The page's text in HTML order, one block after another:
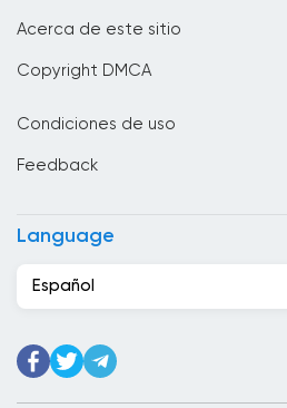
Canadá
Colombia
Acerca de este sitio
Copyright DMCA
Condiciones de uso
Feedback
Language
Español